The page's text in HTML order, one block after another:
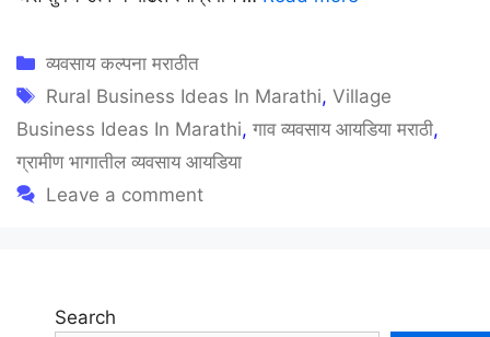
Categories
व्यवसाय कल्पना मराठीत
Tags
Rural Business Ideas In Marathi,Village
Business Ideas In Marathi, गाव व्यवसाय आयडिया मराठी,
ग्रामीण भागातील व्यवसाय आयडिया
Leave a comment
Search